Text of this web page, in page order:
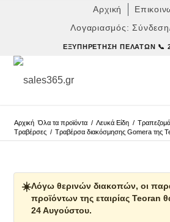
Αρχική
Λογαριασμός:
ΕΞΥΠΗΡΈΤΗΣΗ ΠΕΛΑΤΏΝ 📞
Αρχική Όλα τα προϊόντα / Λευκά Είδη /
Τραβέρσες / Τραβέρσα διακόσμησης Gomera της
☀️Λόγω θερινών διακοπών, οι
προϊόντων της εταιρίας Teoran
24 Αυγούστου.